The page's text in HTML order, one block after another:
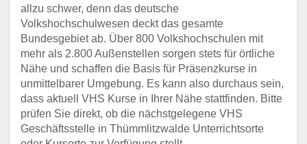
allzu schwer, denn das deutsche
Volkshochschulwesen deckt das gesamte
Bundesgebiet ab. Über 800 Volkshochschulen mit
mehr als 2.800 Außenstellen sorgen stets für örtliche
Nähe und schaffen die Basis für Präsenzkurse in
unmittelbarer Umgebung. Es kann also durchaus sein,
dass aktuell VHS Kurse in Ihrer Nähe stattfinden. Bitte
prüfen Sie direkt, ob die nächstgelegene VHS
Geschäftsstelle in Thümmlitzwalde Unterrichtsorte